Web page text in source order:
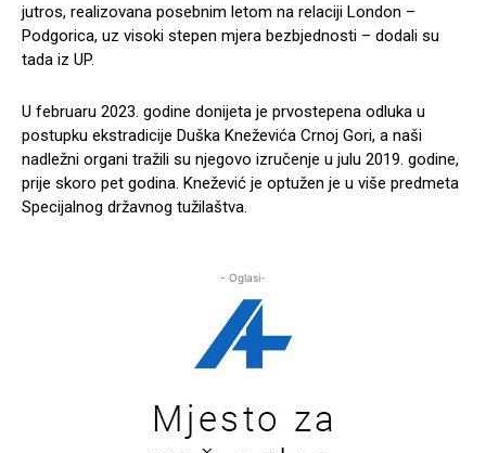
jutros, realizovana posebnim letom na relaciji London –
Podgorica, uz visoki stepen mjera bezbjednosti – dodali su
tada iz UP.
U februaru 2023. godine donijeta je prvostepena odluka u
postupku ekstradicije Duška Kneževića Crnoj Gori, a naši
nadležni organi tražili su njegovo izručenje u julu 2019. godine,
prije skoro pet godina. Knežević je optužen je u više predmeta
Specijalnog državnog tužilaštva.
- Oglasi-